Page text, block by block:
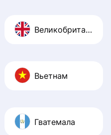
Великобритания
Вьетнам
Гватемала